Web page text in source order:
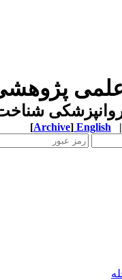
پژوهشی
شناخت
English
[Archive]